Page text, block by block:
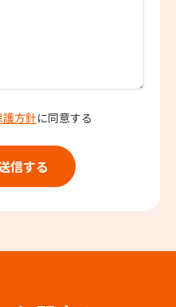
方針に同意する